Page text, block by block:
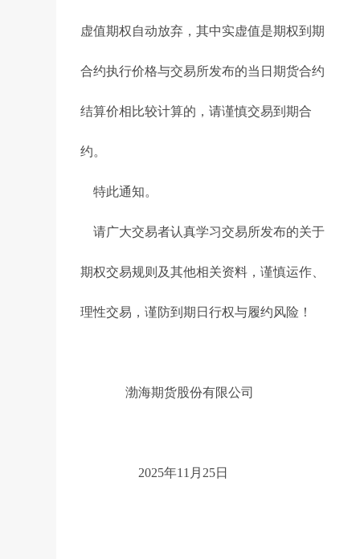
虚值期权自动放弃，其中实虚值是期权到期
合约执行价格与交易所发布的当日期货合约
结算价相比较计算的，请谨慎交易到期合
约。
特此通知。
请广大交易者认真学习交易所发布的关于
期权交易规则及其他相关资料，谨慎运作、
理性交易，谨防到期日行权与履约风险！
渤海期货股份有限公司
2025年11月25日